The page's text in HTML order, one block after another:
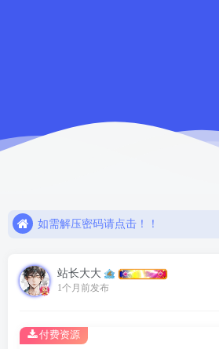
如需解压密码请点击！！
站长大大
1个月前发布
付费资源